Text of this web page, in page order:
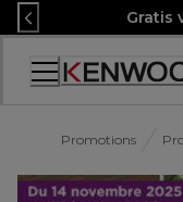
Skip
to
Content
Gratis
Promotions